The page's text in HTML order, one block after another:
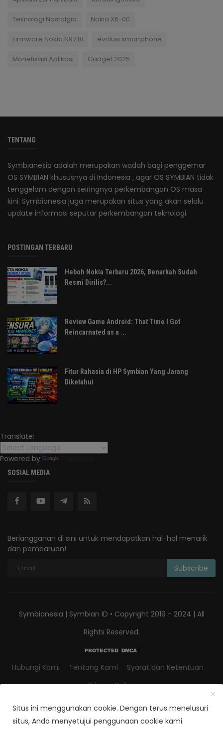
Teknologi Nostalgia Nokia X6-00
Firmware Nokia N97 Bi evolusi smartphone
Monetisasi Aplikasi Gadget 2025
TENTANG
Symbianesia adalah merupakan wadah bagi penggemar
OS SYMBIAN khususnya di Indonesia , agar OS SYMBIAN tidak
tenggelam dengan seiringnya perkembangan OS masa
kini. Symbianesia juga merupakan situs yang akan selalu
update informasi seputar perkembangan teknologi.
POSTINGAN TERBARU
Heboh Nokia Terbaru 2026, Benarkah Sudah
Resmi Dirilis?...
Review Game Android: That Time I Got
Reincarnated as a ...
Fitur Rahasia di HP Symbian Yang Jarang
Diketahui
Translate:
Powered by
SOSIAL MEDIA
Berlangganan di sini untuk mendapatkan hal-hal menarik
dan pembaruan!
Subscribe
Symbianesia | Symbian ID • Copyright 2019 - 2024 | All
Rights Reserved.
Hubungi Kami Tentang Kami
Syarat dan Ketentuan
Privacy Policy
Situs ini menggunakan cookie. Dengan terus menelusuri
situs, Anda menyetujui penggunaan cookie kami.